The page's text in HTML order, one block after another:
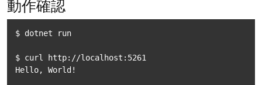
動作確認
$ dotnet run
$ curl http://localhost:5261
Hello, World!